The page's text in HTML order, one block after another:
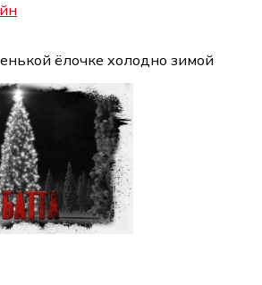
ёлочке холодно зимой